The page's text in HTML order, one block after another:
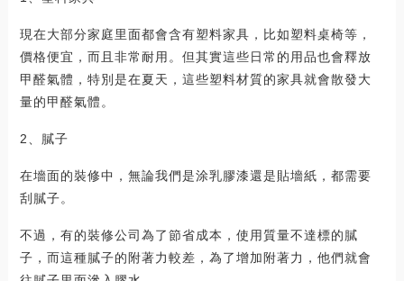
現在大部分家庭里面都會含有塑料家具，比如塑料桌椅等，
價格便宜，而且非常耐用。但其實這些日常的用品也會釋放
甲醛氣體，特別是在夏天，這些塑料材質的家具就會散發大
量的甲醛氣體。
2、膩子
在墻面的裝修中，無論我們是涂乳膠漆還是貼墻紙，都需要
刮膩子。
不過，有的裝修公司為了節省成本，使用質量不達標的膩
子，而這種膩子的附著力較差，為了增加附著力，他們就會